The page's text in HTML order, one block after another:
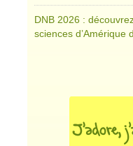
DNB 2026 :
sciences d’Amérique